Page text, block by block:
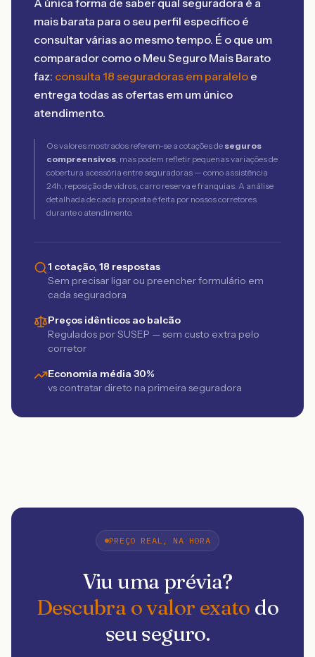
A única forma de saber qual seguradora é a
mais barata para o seu perfil específico é
consultar várias ao mesmo tempo. É o que um
comparador como o Meu Seguro Mais Barato
faz: consulta 18 seguradoras em paralelo e
entrega todas as ofertas em um único
atendimento.
Os valores mostrados referem-se a cotações de seguros
compreensivos, mas podem refletir pequenas variações de
cobertura acessória entre seguradoras — como assistência
24h, reposição de vidros, carro reserva e franquias. A análise
detalhada de cada proposta é feita por nossos corretores
durante o atendimento.
1 cotação, 18 respostas
Sem precisar ligar ou preencher formulário em
cada seguradora
Preços idênticos ao balcão
Regulados por SUSEP — sem custo extra pelo
corretor
Economia média 30%
vs contratar direto na primeira seguradora
PREÇO REAL, NA HORA
Viu uma prévia?
Descubra o valor exato do
seu seguro.